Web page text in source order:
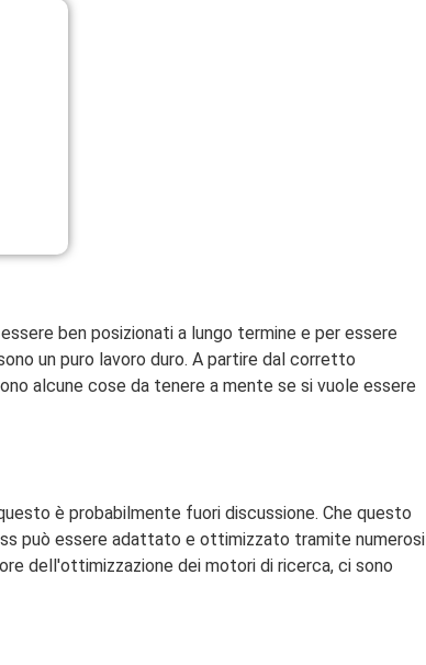
ben posizionati a lungo termine e per essere
un puro lavoro duro. A partire dal corretto
alcune cose da tenere a mente se si vuole essere
è probabilmente fuori discussione. Che questo
può essere adattato e ottimizzato tramite numerosi
dell'ottimizzazione dei motori di ricerca, ci sono